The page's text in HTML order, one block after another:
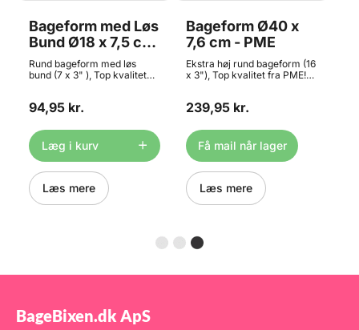
Bageform med Løs
Bund Ø18 x 7,5 cm
- PME
Rund bageform med løs
bund (7 x 3" ), Top kvalitet
cm i diameter med ca. 7,5
bradepande af ekstra tyk
aluminium for fremragende
varmefordeling. Ikke egnet
til opvaskemaskine - brug
blot varmt sæbevand.
https://youtu.be/hzBAHinT5VA
94,95 kr.
Læg i kurv
Læs mere
Bageform Ø40 x
7,6 cm - PME
Ekstra høj rund bageform (16
x 3"), Top kvalitet fra PME!
bradepande af ekstra tyk
varmefordeling. Ikke egnet
til opvaskemaskine.
https://youtu.be/hzBAHinT5VA
239,95 kr.
Få mail når lager
Læs mere
BageBixen.dk ApS